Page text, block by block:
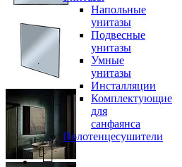
Напольные
унитазы
Подвесные
унитазы
Умные
унитазы
Инсталляции
Комплектующие
для
санфаянса
Полотенцесушители